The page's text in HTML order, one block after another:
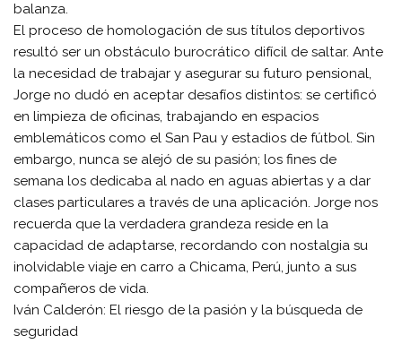
balanza.
​El proceso de homologación de sus títulos deportivos
resultó ser un obstáculo burocrático difícil de saltar. Ante
la necesidad de trabajar y asegurar su futuro pensional,
Jorge no dudó en aceptar desafíos distintos: se certificó
en limpieza de oficinas, trabajando en espacios
emblemáticos como el San Pau y estadios de fútbol. Sin
embargo, nunca se alejó de su pasión; los fines de
semana los dedicaba al nado en aguas abiertas y a dar
clases particulares a través de una aplicación. Jorge nos
recuerda que la verdadera grandeza reside en la
capacidad de adaptarse, recordando con nostalgia su
inolvidable viaje en carro a Chicama, Perú, junto a sus
compañeros de vida.
​Iván Calderón: El riesgo de la pasión y la búsqueda de
seguridad